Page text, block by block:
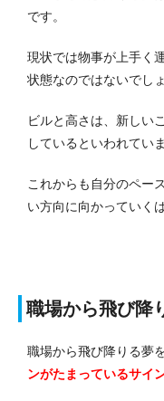
です。
現状では物事が上手く
状態なのではないでし
ビルと高さは、新しい
しているといわれていま
これからも自分のペー
い方向に向かっていく
職場から飛び降
職場から飛び降りる夢
ンがたまっているサイ